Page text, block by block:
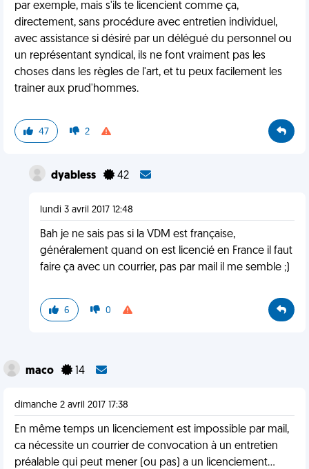
par exemple, mais s'ils te licencient comme ça,
directement, sans procédure avec entretien individuel,
avec assistance si désiré par un délégué du personnel ou
un représentant syndical, ils ne font vraiment pas les
choses dans les règles de l'art, et tu peux facilement les
trainer aux prud'hommes.
47 2
dyabless 42
lundi 3 avril 2017 12:48
Bah je ne sais pas si la VDM est française,
généralement quand on est licencié en France il faut
faire ça avec un courrier, pas par mail il me semble ;)
6 0
maco 14
dimanche 2 avril 2017 17:38
En même temps un licenciement est impossible par mail,
ca nécessite un courrier de convocation à un entretien
préalable qui peut mener (ou pas) a un licenciement...